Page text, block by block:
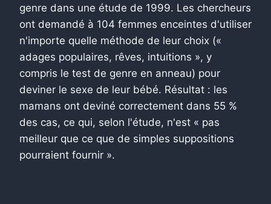
genre dans une étude de 1999. Les chercheurs
ont demandé à 104 femmes enceintes d'utiliser
n'importe quelle méthode de leur choix («
adages populaires, rêves, intuitions », y
compris le test de genre en anneau) pour
deviner le sexe de leur bébé. Résultat : les
mamans ont deviné correctement dans 55 %
des cas, ce qui, selon l'étude, n'est « pas
meilleur que ce que de simples suppositions
pourraient fournir ».